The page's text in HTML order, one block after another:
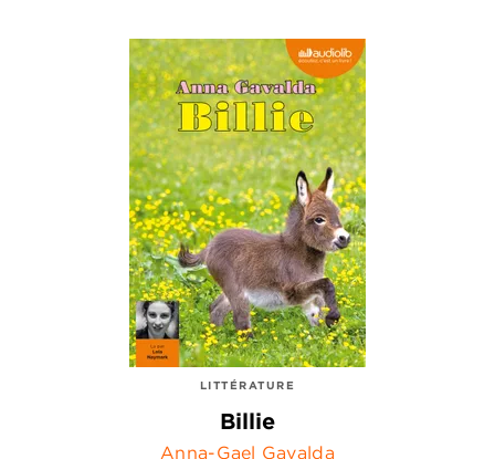
LITTÉRATURE
Billie
Anna-Gael Gavalda